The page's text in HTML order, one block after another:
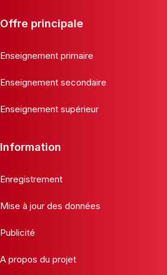
Offre principale
Enseignement primaire
Enseignement secondaire
Enseignement supérieur
Information
Enregistrement
Mise à jour des données
Publicité
A propos du projet